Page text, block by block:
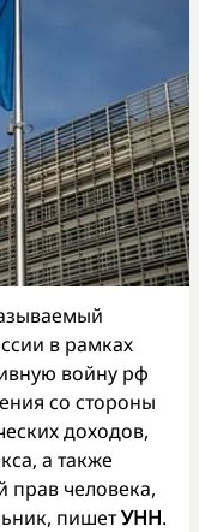
в рамках
войну рф
со стороны
доходов,
а также
прав человека,
пишетУНН.